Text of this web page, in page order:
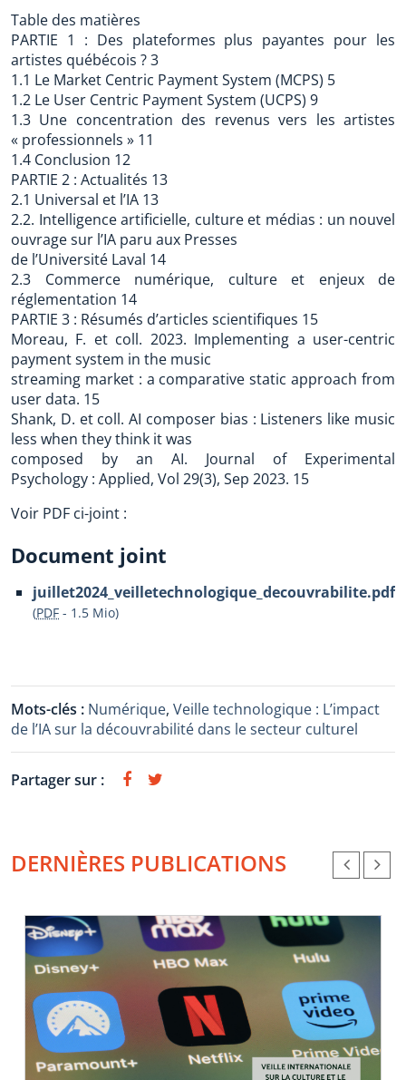
Table des matières
PARTIE 1 : Des plateformes plus payantes pour les
artistes québécois ? 3
1.1 Le Market Centric Payment System (MCPS) 5
1.2 Le User Centric Payment System (UCPS) 9
1.3 Une concentration des revenus vers les artistes
« professionnels » 11
1.4 Conclusion 12
PARTIE 2 : Actualités 13
2.1 Universal et l’IA 13
2.2. Intelligence artificielle, culture et médias : un nouvel
ouvrage sur l’IA paru aux Presses
de l’Université Laval 14
2.3 Commerce numérique, culture et enjeux de
réglementation 14
PARTIE 3 : Résumés d’articles scientifiques 15
Moreau, F. et coll. 2023. Implementing a user-centric
payment system in the music
streaming market : a comparative static approach from
user data. 15
Shank, D. et coll. AI composer bias : Listeners like music
less when they think it was
composed by an AI. Journal of Experimental
Psychology : Applied, Vol 29(3), Sep 2023. 15
Voir PDF ci-joint :
Document joint
juillet2024_veilletechnologique_decouvrabilite.pdf
(PDF - 1.5 Mio)
Mots-clés : Numérique, Veille technologique : L’impact
de l’IA sur la découvrabilité dans le secteur culturel
Partager sur :
DERNIÈRES PUBLICATIONS